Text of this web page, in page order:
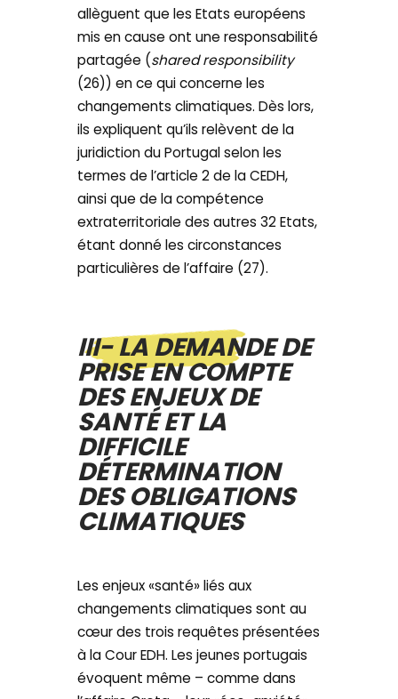
allèguent que les Etats européens
mis en cause ont une responsabilité
partagée (shared responsibility
(26)) en ce qui concerne les
changements climatiques. Dès lors,
ils expliquent qu’ils relèvent de la
juridiction du Portugal selon les
termes de l’article 2 de la CEDH,
ainsi que de la compétence
extraterritoriale des autres 32 Etats,
étant donné les circonstances
particulières de l’affaire (27).
III- LA DEMANDE DE
PRISE EN COMPTE
DES ENJEUX DE
SANTÉ ET LA
DIFFICILE
DÉTERMINATION
DES OBLIGATIONS
CLIMATIQUES
Les enjeux «santé» liés aux
changements climatiques sont au
cœur des trois requêtes présentées
à la Cour EDH. Les jeunes portugais
évoquent même – comme dans